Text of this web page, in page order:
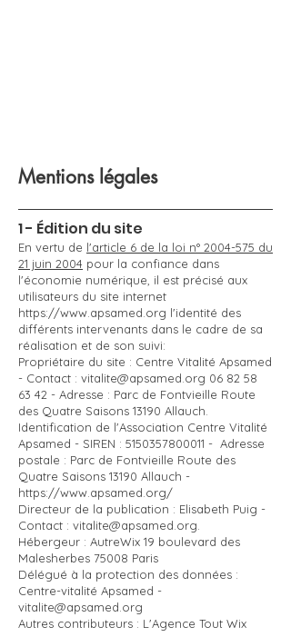
Mentions légales
1 - Édition du site
En vertu de l'article 6 de la loi n° 2004-575 du
21 juin 2004 pour la confiance dans
l'économie numérique, il est précisé aux
utilisateurs du site internet
https://www.apsamed.org l'identité des
différents intervenants dans le cadre de sa
réalisation et de son suivi:
Propriétaire du site : Centre Vitalité Apsamed
- Contact : vitalite@apsamed.org 06 82 58
63 42 - Adresse : Parc de Fontvieille Route
des Quatre Saisons 13190 Allauch.
Identification de l'Association Centre Vitalité
Apsamed - SIREN : 5150357800011 - Adresse
postale : Parc de Fontvieille Route des
Quatre Saisons 13190 Allauch -
https://www.apsamed.org/
Directeur de la publication : Elisabeth Puig -
Contact : vitalite@apsamed.org
Hébergeur : AutreWix 19 boulevard des
Malesherbes 75008 Paris
Délégué à la protection des données :
Centre-vitalité Apsamed -
vitalite@apsamed.org
Autres contributeurs : L'Agence Tout Wix